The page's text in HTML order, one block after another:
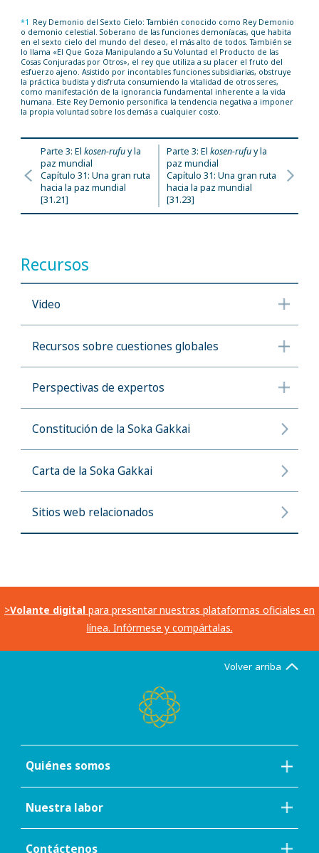
*1 Rey Demonio del Sexto Cielo: También conocido como Rey Demonio
o demonio celestial. Soberano de las funciones demoníacas, que habita
en el sexto cielo del mundo del deseo, el más alto de todos. También se
lo llama «El Que Goza Manipulando a Su Voluntad el Producto de las
Cosas Conjuradas por Otros», el rey que utiliza a su placer el fruto del
esfuerzo ajeno. Asistido por incontables funciones subsidiarias, obstruye
la práctica budista y disfruta consumiendo la vitalidad de otros seres,
como manifestación de la ignorancia fundamental inherente a la vida
humana. Este Rey Demonio personifica la tendencia negativa a imponer
la propia voluntad sobre los demás a cualquier costo.
Parte 3: Elkosen-rufuy la
paz mundial
Capítulo 31: Una gran ruta
hacia la paz mundial
[31.21]
Parte 3: El kosen-rufuy la
paz mundial
Capítulo 31: Una gran ruta
hacia la paz mundial
[31.23]
Recursos
Video
Recursos sobre cuestiones globales
Perspectivas de expertos
Constitución de la Soka Gakkai
Carta de la Soka Gakkai
Sitios web relacionados
>Volante digital para presentar nuestras plataformas oficiales en
línea. Infórmese y compártalas.
Volver arriba
Quiénes somos
Nuestra labor
Contáctenos